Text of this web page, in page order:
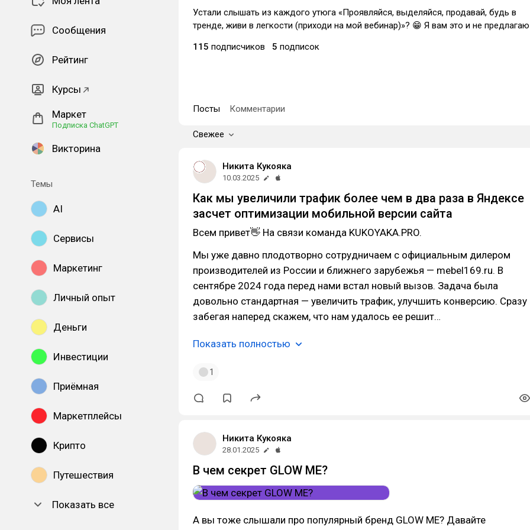
Сообщения
Рейтинг
Курсы
Маркет
Подписка ChatGPT
Викторина
Темы
AI
Сервисы
Маркетинг
Личный опыт
Деньги
Инвестиции
Приёмная
Маркетплейсы
Крипто
Путешествия
Показать все
Устали слышать из каждого утюга «Проявляйся, выделяйся, продавай, будь в
тренде, живи в легкости (приходи на мой вебинар)»? 😁 Я вам это и не
115 подписчиков 5 подписок
Посты Комментарии
Свежее
Никита Кукояка
10.03.2025
Как мы увеличили трафик более чем в два раза в Яндексе
засчет оптимизации мобильной версии сайта
Всем привет👋 На связи команда KUKOYAKA.PRO.
Мы уже давно плодотворно сотрудничаем с официальным дилером
производителей из России и ближнего зарубежья — mebel169.ru. В
сентябре 2024 года перед нами встал новый вызов. Задача была
довольно стандартная — увеличить трафик, улучшить конверсию. Сразу
забегая наперед скажем, что нам удалось ее решит…
Показать полностью
1
Никита Кукояка
28.01.2025
В чем секрет GLOW ME?
А вы тоже слышали про популярный бренд GLOW ME? Давайте